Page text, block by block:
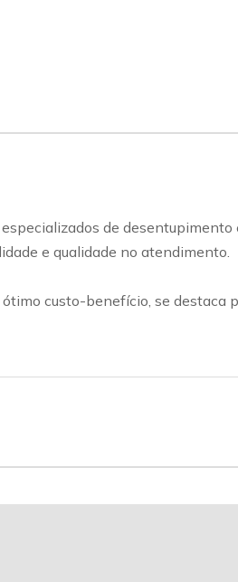
de
e qualidade no atendimento.
custo-benefício, se